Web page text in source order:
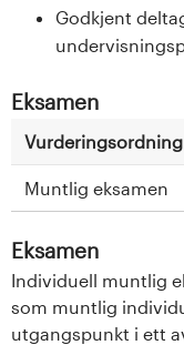
Godkjent
Eksamen
Vurderingsordning
Muntlig eksamen
Eksamen
Individuell muntlig
som muntlig
utgangspunkt i ett